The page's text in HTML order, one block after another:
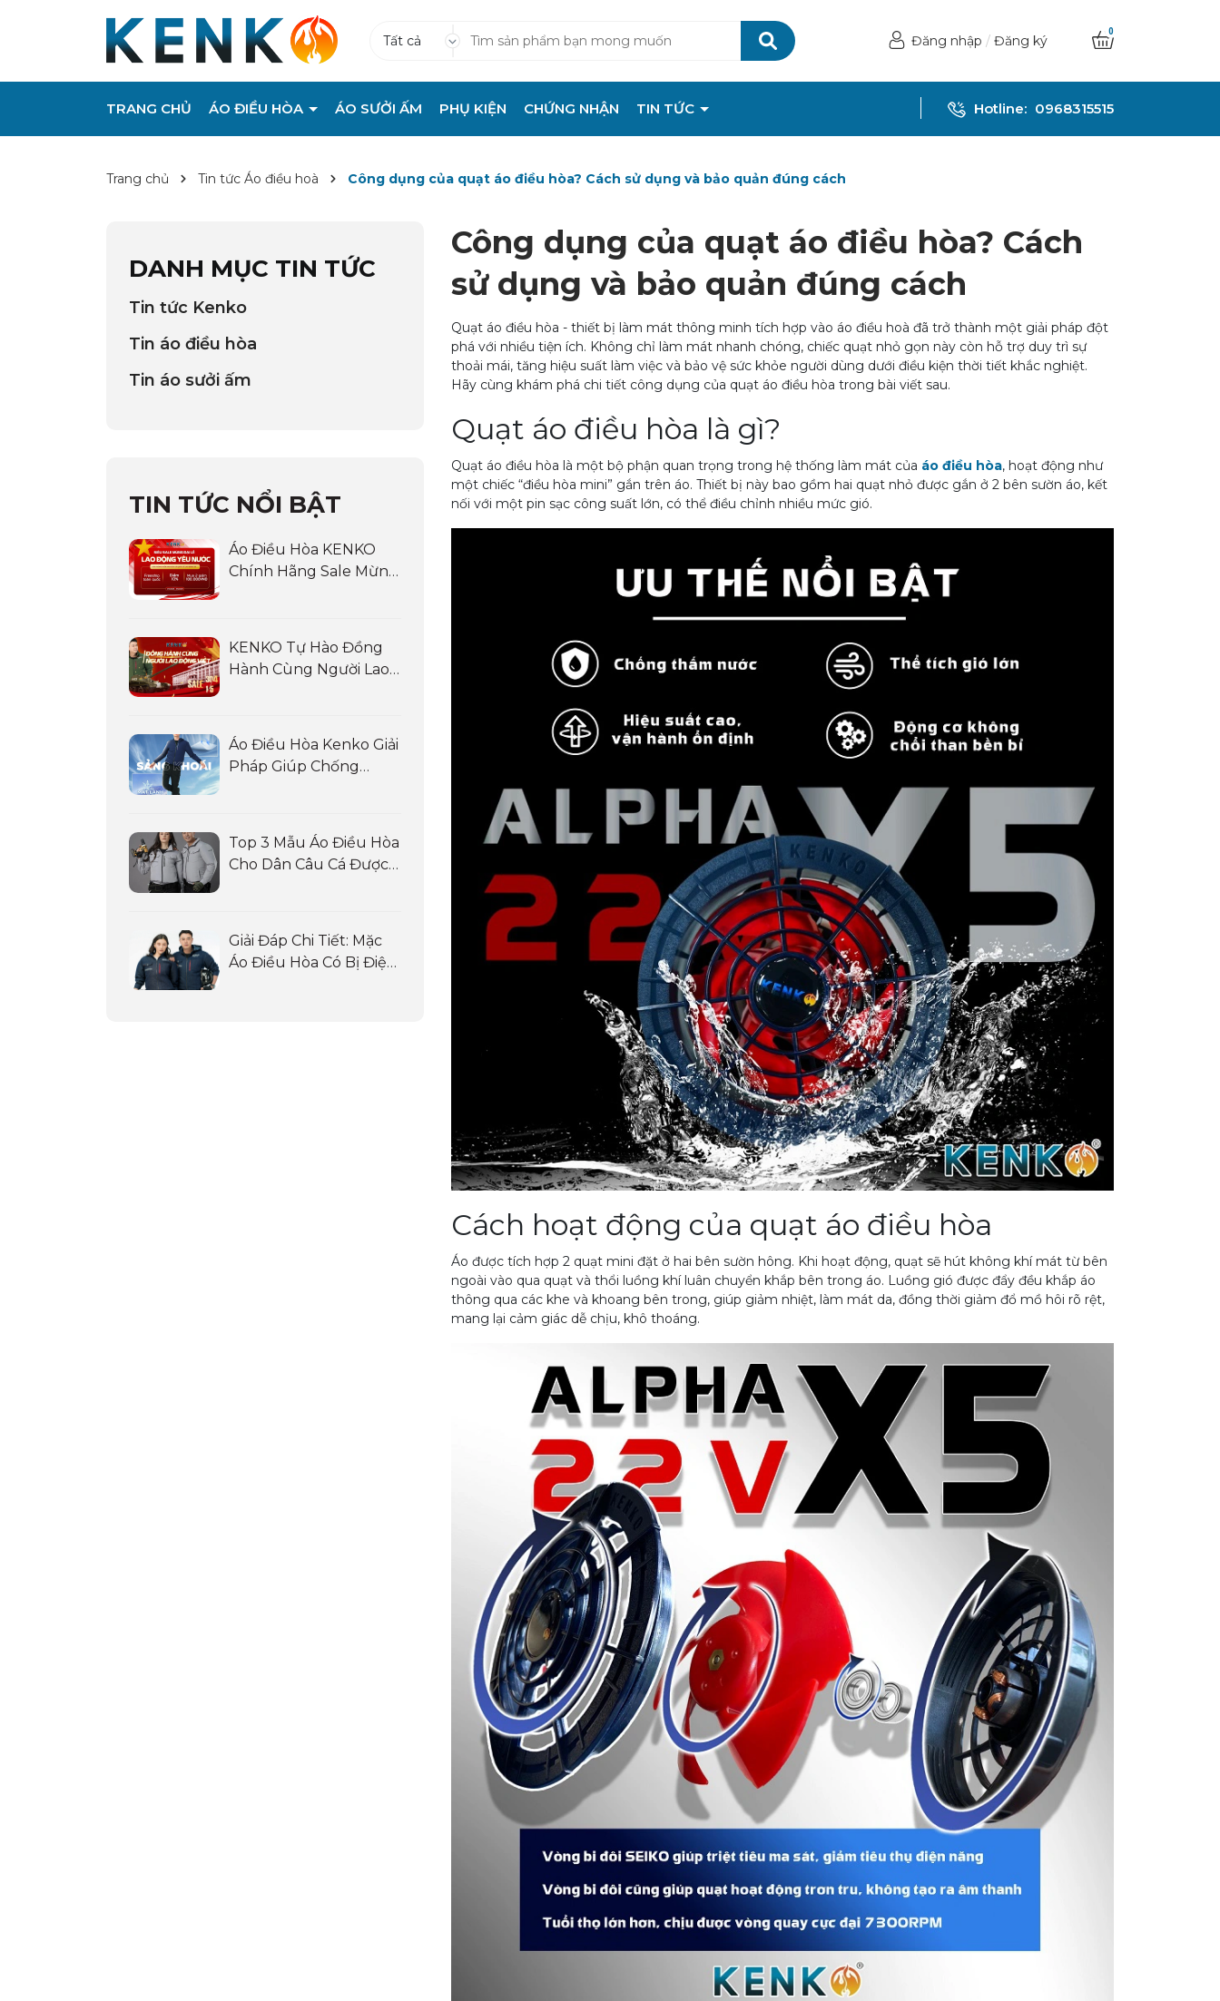
Tất cả Đăng nhập / Đăng ký
0
TRANG CHỦ ÁO ĐIỀU HÒA ÁO SƯỞI ẤM PHỤ KIỆN CHỨNG NHẬN TIN TỨC Hotline: 0968315515
Trang chủ Tin tức Áo điều hoà Công dụng của quạt áo điều hòa? Cách sử dụng và bảo quản đúng cách
Công dụng của quạt áo điều hòa? Cách
sử dụng và bảo quản đúng cách
Quạt áo điều hòa - thiết bị làm mát thông minh tích hợp vào áo điều hoà đã trở thành một giải pháp đột
phá với nhiều tiện ích. Không chỉ làm mát nhanh chóng, chiếc quạt nhỏ gọn này còn hỗ trợ duy trì sự
thoải mái, tăng hiệu suất làm việc và bảo vệ sức khỏe người dùng dưới điều kiện thời tiết khắc nghiệt.
Hãy cùng khám phá chi tiết công dụng của quạt áo điều hòa trong bài viết sau.
Quạt áo điều hòa là gì?
Quạt áo điều hòa là một bộ phận quan trọng trong hệ thống làm mát của áo điều hòa, hoạt động như
một chiếc “điều hòa mini” gắn trên áo. Thiết bị này bao gồm hai quạt nhỏ được gắn ở 2 bên sườn áo, kết
nối với một pin sạc công suất lớn, có thể điều chỉnh nhiều mức gió.
Cách hoạt động của quạt áo điều hòa
Áo được tích hợp 2 quạt mini đặt ở hai bên sườn hông. Khi hoạt động, quạt sẽ hút không khí mát từ bên
ngoài vào qua quạt và thổi luồng khí luân chuyển khắp bên trong áo. Luồng gió được đẩy đều khắp áo
thông qua các khe và khoang bên trong, giúp giảm nhiệt, làm mát da, đồng thời giảm đổ mồ hôi rõ rệt,
mang lại cảm giác dễ chịu, khô thoáng.
DANH MỤC TIN TỨC
Tin tức Kenko
Tin áo điều hòa
Tin áo sưởi ấm
TIN TỨC NỔI BẬT
Áo Điều Hòa KENKO
Chính Hãng Sale Mừng
KENKO Tự Hào Đồng
Hành Cùng Người Lao
Áo Điều Hòa Kenko Giải
Pháp Giúp Chống
Top 3 Mẫu Áo Điều Hòa
Cho Dân Câu Cá Được
Giải Đáp Chi Tiết: Mặc
Áo Điều Hòa Có Bị Điện